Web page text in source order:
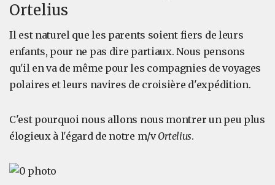
Ortelius
Il est naturel que les parents soient fiers de leurs
enfants, pour ne pas dire partiaux. Nous pensons
qu'il en va de même pour les compagnies de voyages
polaires et leurs navires de croisière d'expédition.
C'est pourquoi nous allons nous montrer un peu plus
élogieux à l'égard de notre m/vOrtelius.